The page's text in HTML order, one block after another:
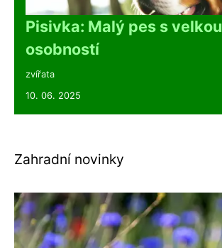
Pisivka: Malý pes s velkou
osobností
zvířata
10. 06. 2025
Zahradní novinky